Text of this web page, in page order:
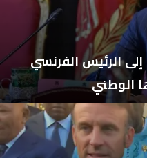
إلى الرئيس الفرنسي
الوطني